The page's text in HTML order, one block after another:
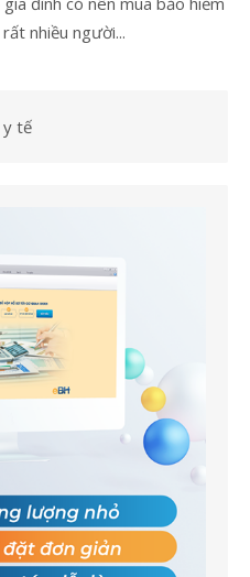
nhiều người...
y tế